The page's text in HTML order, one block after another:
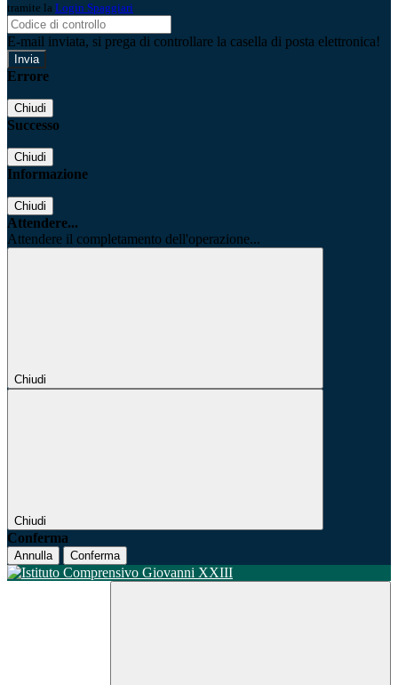
tramite la Login Spaggiari
E-mail inviata, si prega di controllare la casella di posta elettronica!
Errore
Chiudi
Successo
Chiudi
Informazione
Chiudi
Attendere...
Attendere il completamento dell'operazione...
Chiudi
Chiudi
Conferma
Annulla Conferma